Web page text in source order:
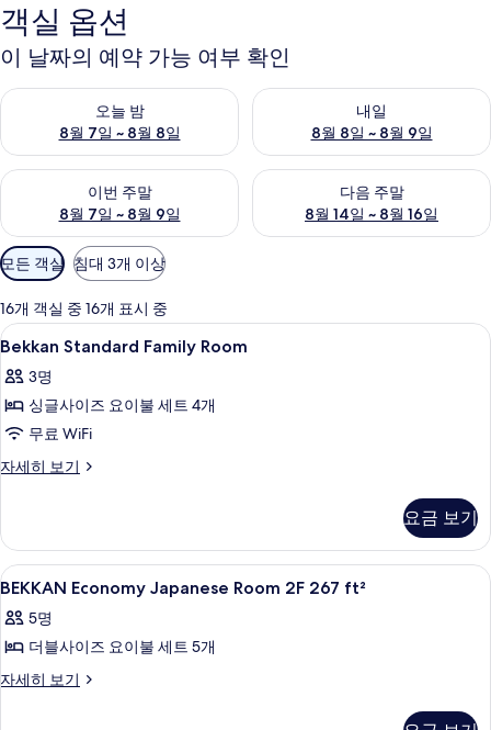
객실 옵션
이 날짜의 예약 가능 여부 확인
오늘 밤
8월 7일 ~ 8월 8일
오늘 밤 예약 가능 여부 확인, 8월 7일 ~ 8월 8일
내일
8월 8일 ~ 8월 9일
내일 예약 가능 여부 확인, 8월
이번 주말
8월 7일 ~ 8월 9일
이번 주말 예약 가능 여부 확인, 8월 7일 ~ 8월 9일
다음 주말
8월 14일 ~ 8월 16일
다음 주말 예약 가능 여부 확인,
객
실
에
사
용
가
능
한
터
모든 객실 침대 3개 이상
16개 객실 중 16개 표시 중
Bekkan
Standard
Family
Room
사
진
보
기
고급 침구, 오리/거위털 이불, 필로우
5
Bekkan Standard Family Room
3명
싱글사이즈 요이불 세트 4개
무료 WiFi
자세히 보기
Bekkan
자
세
히
기
요금 보기
BEKKAN
Economy
Japanese
Room
2F
1
BEKKAN Economy Japanese Room 2F 267 ft²
5명
더블사이즈 요이불 세트 5개
자세히 보기
BEKKAN